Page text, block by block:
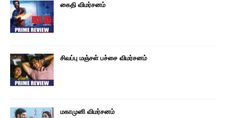
கைதி விமர்சனம்
சிவப்பு மஞ்சள் பச்சை விமர்சனம்
மகாமுனி விமர்சனம்